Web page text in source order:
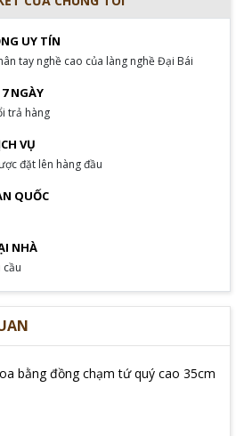
UY TÍN
tay nghề cao của làng nghề Đại Bái
NGÀY
trả hàng
VỤ
đặt lên hàng đầu
QUỐC
NHÀ
cầu
bằng đồng chạm tứ quý cao 35cm